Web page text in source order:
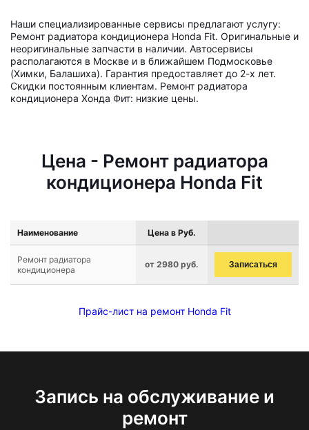
Наши специализированные сервисы предлагают услугу:
Ремонт радиатора кондиционера Honda Fit. Оригинальные и
неоригинальные запчасти в наличии. Автосервисы
располагаются в Москве и в ближайшем Подмосковье
(Химки, Балашиха). Гарантия предоставляет до 2-х лет.
Скидки постоянным клиентам. Ремонт радиатора
кондиционера Хонда Фит: низкие цены.
Цена - Ремонт радиатора
кондиционера Honda Fit
Наименование Цена в Руб.
Ремонт радиатора
кондиционера
от 2980 руб. Записаться
Прайс-лист на ремонт Honda Fit
Запись на обслуживание и
ремонт